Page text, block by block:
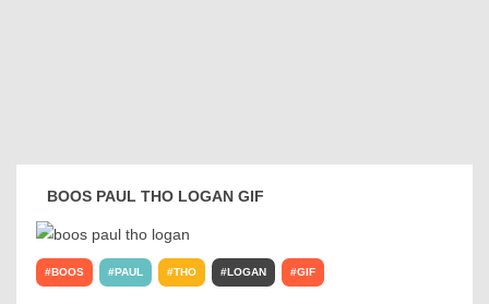
BOOS PAUL THO LOGAN GIF
BOOS PAUL THO LOGAN GIF